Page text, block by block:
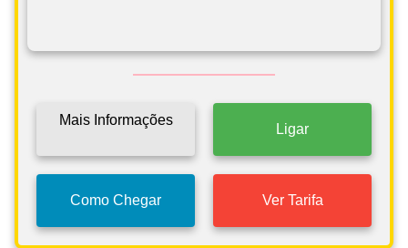
Mais Informações
Ligar
Como Chegar Ver Tarifa